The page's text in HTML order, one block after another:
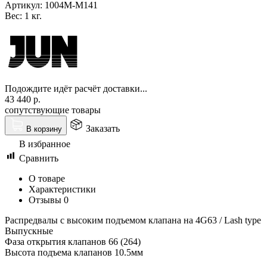
Артикул: 1004M-M141
Вес: 1 кг.
Подождите идёт расчёт доставки...
43 440 р.
сопутствующие товары
В корзину
Заказать
В избранное
Сравнить
О товаре
Характеристики
Отзывы 0
Распредвалы с высоким подъемом клапана на 4G63 / Lash type
Выпускные
Фаза открытия клапанов 66 (264)
Высота подъема клапанов 10.5мм